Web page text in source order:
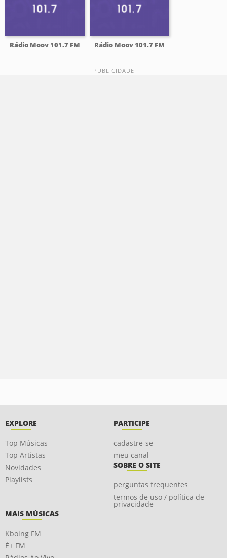
Rádio Moov 101.7 FM Rádio Moov 101.7 FM
EXPLORE
Top Músicas
Top Artistas
Novidades
Playlists
PARTICIPE
cadastre-se
meu canal
SOBRE O SITE
perguntas frequentes
termos de uso / política de
privacidade
MAIS MÚSICAS
Kboing FM
É+ FM